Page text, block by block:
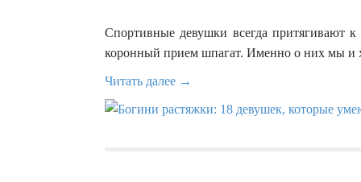
Спортивные девушки всегда притягивают
коронный прием шпагат. Именно о них мы и
Читать далее →